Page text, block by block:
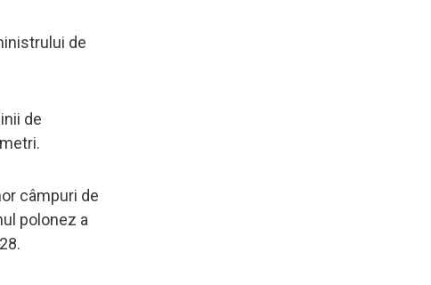
de
de
câmpuri de
polonez a